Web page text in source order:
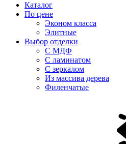
Каталог
По цене
Эконом класса
Элитные
Выбор отделки
С МДФ
С ламинатом
С зеркалом
Из массива дерева
Филенчатые